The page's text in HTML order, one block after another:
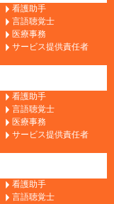
看護助手
言語聴覚士
医療事務
サービス提供責任者
看護助手
言語聴覚士
医療事務
サービス提供責任者
看護助手
言語聴覚士